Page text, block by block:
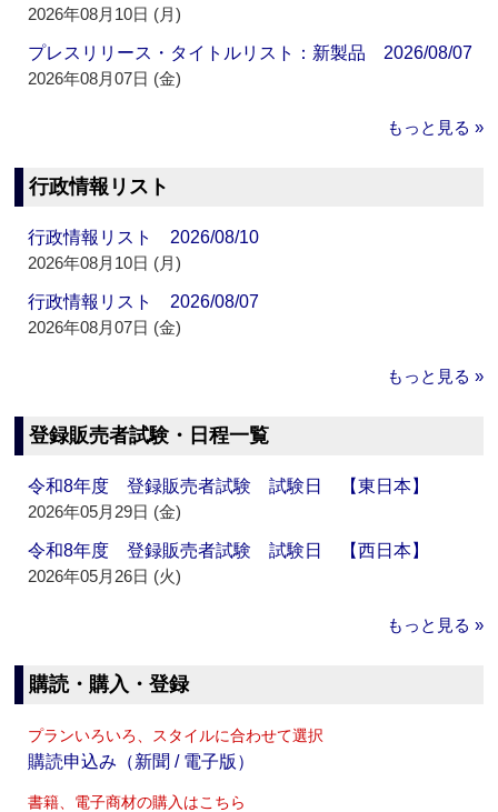
2026年08月10日 (月)
プレスリリース・タイトルリスト：新製品 2026/08/07
2026年08月07日 (金)
もっと見る »
行政情報リスト
行政情報リスト 2026/08/10
2026年08月10日 (月)
行政情報リスト 2026/08/07
2026年08月07日 (金)
もっと見る »
登録販売者試験・日程一覧
令和8年度 登録販売者試験 試験日 【東日本】
2026年05月29日 (金)
令和8年度 登録販売者試験 試験日 【西日本】
2026年05月26日 (火)
もっと見る »
購読・購入・登録
プランいろいろ、スタイルに合わせて選択
購読申込み（新聞 / 電子版）
書籍、電子商材の購入はこちら